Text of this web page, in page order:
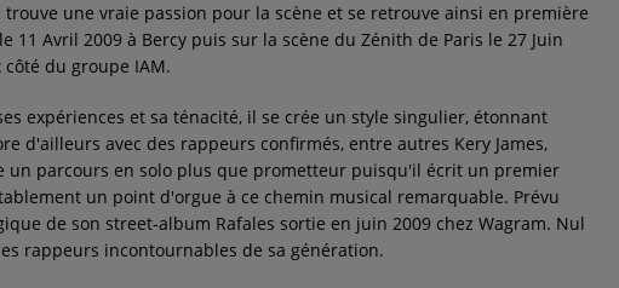
trouve une vraie passion pour la scène et se retrouve ainsi en première
11 Avril 2009 à Bercy puis sur la scène du Zénith de Paris le 27 Juin
côté du groupe IAM.
expériences et sa ténacité, il se crée un style singulier, étonnant
d'ailleurs avec des rappeurs confirmés, entre autres Kery James,
un parcours en solo plus que prometteur puisqu'il écrit un premier
un point d'orgue à ce chemin musical remarquable. Prévu
de son street-album Rafales sortie en juin 2009 chez Wagram. Nul
rappeurs incontournables de sa génération.